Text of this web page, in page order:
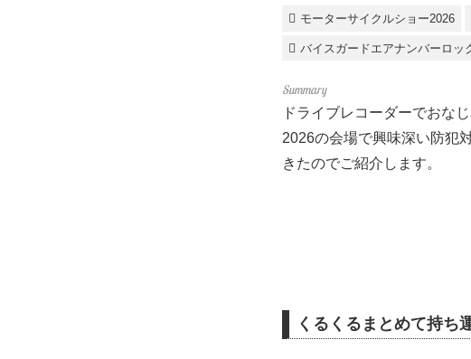
モーターサイクルショー2026
バイスガードエアナンバーロッ
ドライブレコーダーでおな
2026の会場で興味深い防犯
きたのでご紹介します。
くるくるまとめて持ち